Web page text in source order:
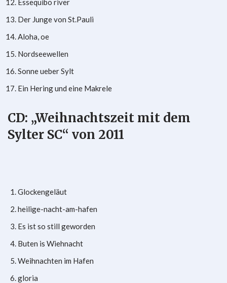
Essequibo river
Der Junge von St.Pauli
Aloha, oe
Nordseewellen
Sonne ueber Sylt
Ein Hering und eine Makrele
CD: „Weihnachtszeit mit dem
Sylter SC“ von 2011
Glockengeläut
heilige-nacht-am-hafen
Es ist so still geworden
Buten is Wiehnacht
Weihnachten im Hafen
gloria